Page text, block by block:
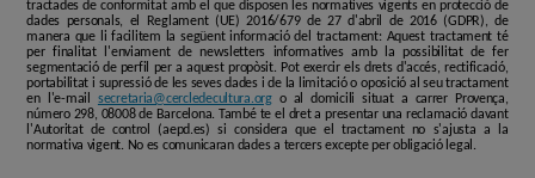
tractades de conformitat amb el que disposen les normatives vigents en protecció de
dades personals, el Reglament (UE) 2016/679 de 27 d'abril de 2016 (GDPR), de
manera que li facilitem la següent informació del tractament: Aquest tractament té
per finalitat l'enviament de newsletters informatives amb la possibilitat de fer
segmentació de perfil per a aquest propòsit. Pot exercir els drets d'accés, rectificació,
portabilitat i supressió de les seves dades i de la limitació o oposició al seu tractament
en l'e-mail secretaria@cercledecultura.orgo al domicili situat a carrer Provença,
número 298, 08008 de Barcelona. També te el dret a presentar una reclamació davant
l'Autoritat de control (aepd.es) si considera que el tractament no s'ajusta a la
normativa vigent. No es comunicaran dades a tercers excepte per obligació legal.